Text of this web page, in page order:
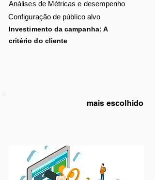
Análises de Métricas e desempenho
Configuração de público alvo
Investimento da campanha: A
critério do cliente
mais escolhido